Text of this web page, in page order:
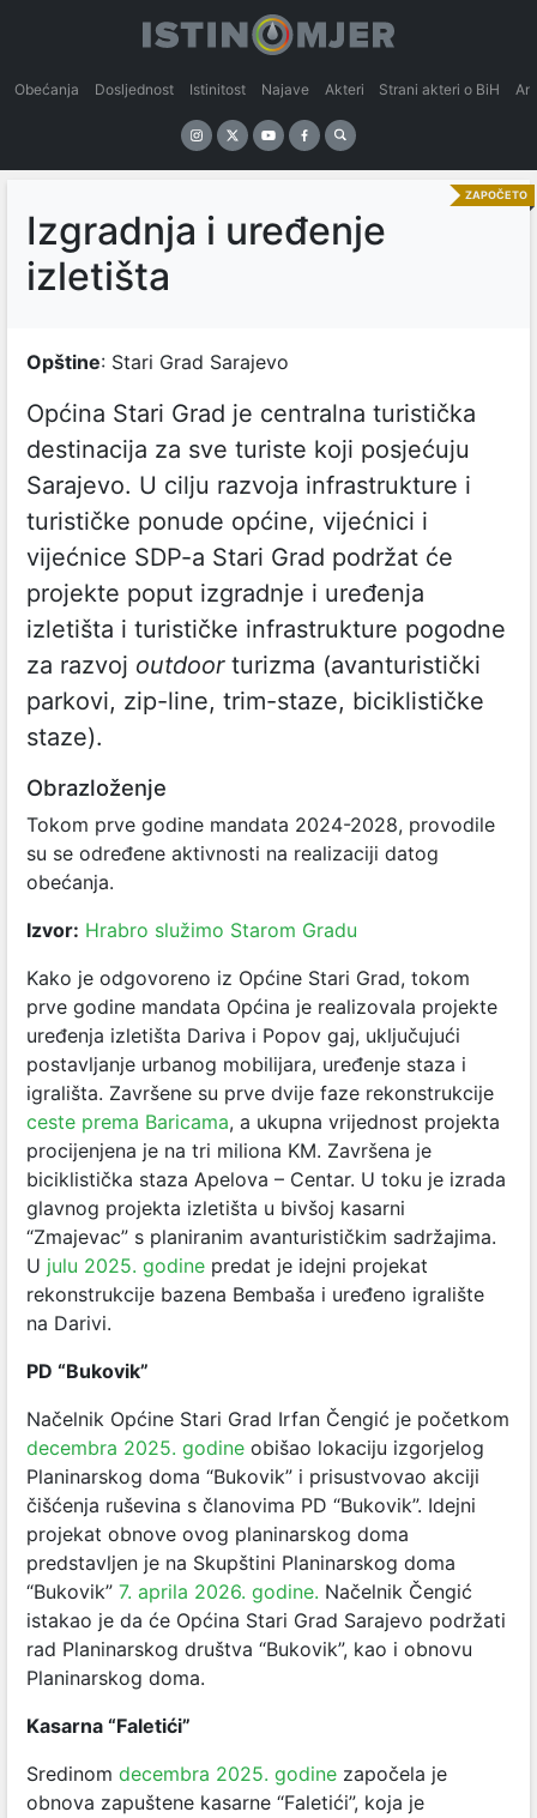
Obećanja Dosljednost Istinitost Najave Akteri Strani akteri o BiH
ZAPOČETO
Izgradnja i uređenje
izletišta
Opštine: Stari Grad Sarajevo
Općina Stari Grad je centralna turistička
destinacija za sve turiste koji posjećuju
Sarajevo. U cilju razvoja infrastrukture i
turističke ponude općine, vijećnici i
vijećnice SDP-a Stari Grad podržat će
projekte poput izgradnje i uređenja
izletišta i turističke infrastrukture pogodne
za razvoj outdoorturizma (avanturistički
parkovi, zip-line, trim-staze, biciklističke
staze).
Obrazloženje
Tokom prve godine mandata 2024-2028, provodile
su se određene aktivnosti na realizaciji datog
obećanja.
Izvor: Hrabro služimo Starom Gradu
Kako je odgovoreno iz Općine Stari Grad, tokom
prve godine mandata Općina je realizovala projekte
uređenja izletišta Dariva i Popov gaj, uključujući
postavljanje urbanog mobilijara, uređenje staza i
igrališta. Završene su prve dvije faze rekonstrukcije
ceste prema Baricama, a ukupna vrijednost projekta
procijenjena je na tri miliona KM. Završena je
biciklistička staza Apelova – Centar. U toku je izrada
glavnog projekta izletišta u bivšoj kasarni
“Zmajevac” s planiranim avanturističkim sadržajima.
U julu 2025. godine predat je idejni projekat
rekonstrukcije bazena Bembaša i uređeno igralište
na Darivi.
PD “Bukovik”
Načelnik Općine Stari Grad Irfan Čengić je početkom
decembra 2025. godine obišao lokaciju izgorjelog
Planinarskog doma “Bukovik” i prisustvovao akciji
čišćenja ruševina s članovima PD “Bukovik”. Idejni
projekat obnove ovog planinarskog doma
predstavljen je na Skupštini Planinarskog doma
“Bukovik” 7. aprila 2026. godine. Načelnik Čengić
istakao je da će Općina Stari Grad Sarajevo podržati
rad Planinarskog društva “Bukovik”, kao i obnovu
Planinarskog doma.
Kasarna “Faletići”
Sredinom decembra 2025. godine započela je
obnova zapuštene kasarne “Faletići”, koja je